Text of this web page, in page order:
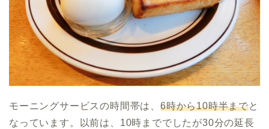
モーニングサービスの時間帯は、 6時から10時半までと
なっています。以前は、10時まででしたが30分の延長